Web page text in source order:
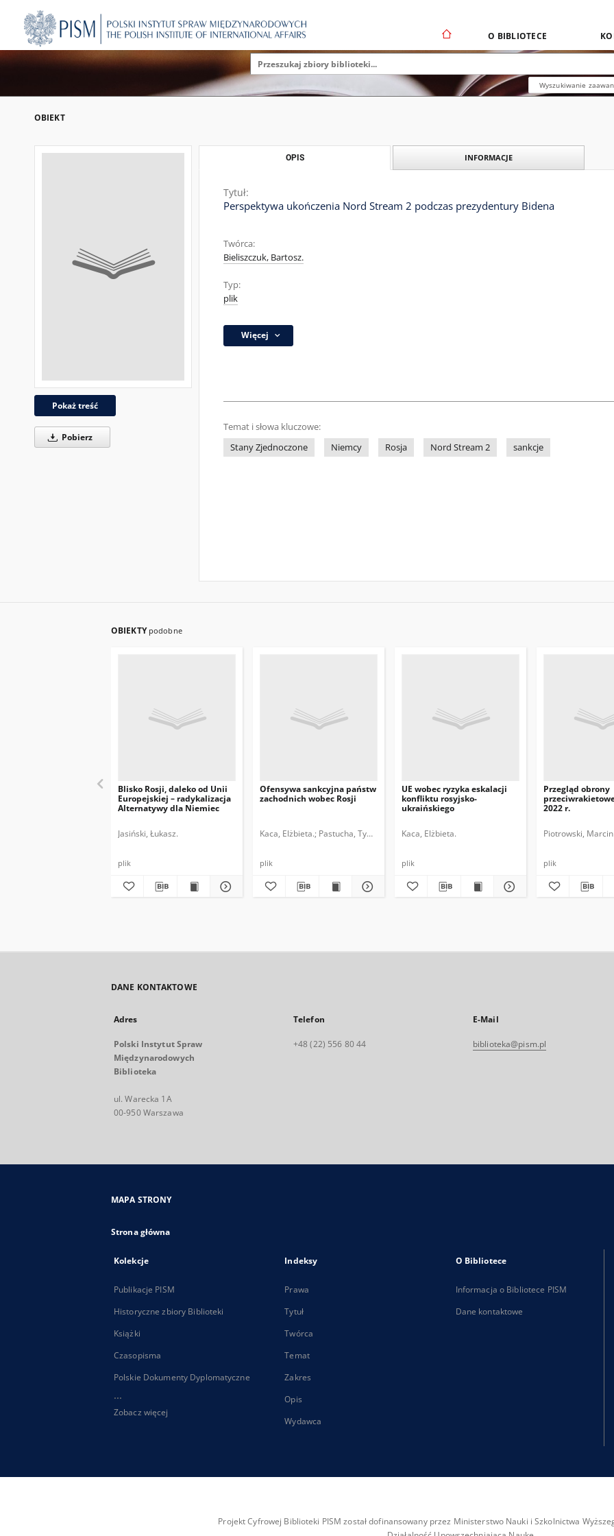
O BIBLIOTECE
Wyszukiwanie
OBIEKT
Pokaż treść
Pobierz
OPIS INFORMACJE
Tytuł:
Perspektywa ukończenia Nord Stream 2 podczas prezydentury Bidena
Twórca:
Bieliszczuk, Bartosz.
Typ:
plik
Więcej
Temat i słowa kluczowe:
Stany Zjednoczone
Niemcy Rosja Nord Stream 2 sankcje
OBIEKTY podobne
Blisko Rosji, daleko od Unii
Europejskiej – radykalizacja
Alternatywy dla Niemiec
Jasiński, Łukasz.
plik
Ofensywa sankcyjna państw
zachodnich wobec Rosji
Kaca, Elżbieta. Pastucha, Tymon.
plik
UE wobec ryzyka eskalacji
konfliktu rosyjsko-
ukraińskiego
Kaca, Elżbieta.
plik
Przegląd obrony
2022 r.
Piotrowski,
plik
DANE KONTAKTOWE
Adres
Polski Instytut Spraw
Międzynarodowych
Biblioteka
ul. Warecka 1A
00-950 Warszawa
Telefon
+48 (22) 556 80 44
E-Mail
biblioteka@pism.pl
MAPA STRONY
Strona główna
Kolekcje
Publikacje PISM
Historyczne zbiory Biblioteki
Książki
Czasopisma
Polskie Dokumenty Dyplomatyczne
...
Zobacz więcej
Indeksy
Prawa
Tytuł
Twórca
Temat
Zakres
Opis
Wydawca
O Bibliotece
Informacja o Bibliotece PISM
Dane kontaktowe
Projekt Cyfrowej Biblioteki PISM został dofinansowany przez Ministerstwo Nauki i Szkolnictwa